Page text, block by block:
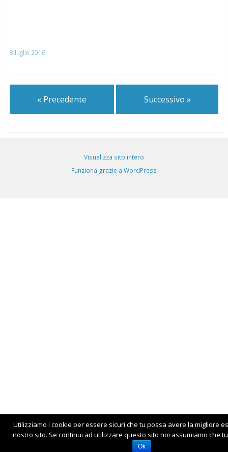
8 luglio 2016
« Precedente Successivo »
Visualizza sito intero
Funziona grazie a WordPress
Utilizziamo i cookie per essere sicuri che tu possa avere la migliore
nostro sito. Se continui ad utilizzare questo sito noi assumiamo che
Ok